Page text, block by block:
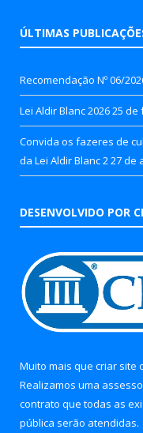
ÚLTIMAS
Recomendação Nº 06/
Lei Aldir Blanc 202625 de
Convida os fazeres de
da Lei Aldir Blanc 227 de
DESENVOLVIDO POR
Muito mais que criar site
Realizamos uma
contrato que todas as
pública serão atendidas.